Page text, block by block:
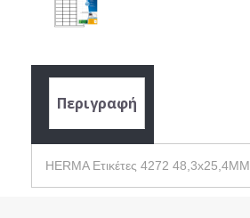
Περιγραφή
HERMA Ετικέτες 4272 48,3x25,4MM